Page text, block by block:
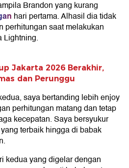
Brandon yang kurang
hari pertama. Alhasil dia tidak
perhitungan saat melakukan
Lightning.
Jakarta 2026 Berakhir,
dan Perunggu
saya bertanding lebih enjoy
perhitungan matang dan tetap
kecepatan. Saya bersyukur
terbaik hingga di babak
kedua yang digelar dengan